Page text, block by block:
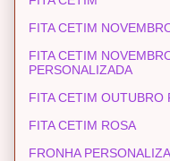
FITA CETIM
FITA CETIM
PERSONALIZADA
FITA CETIM OUTUBRO
FITA CETIM ROSA
FRONHA